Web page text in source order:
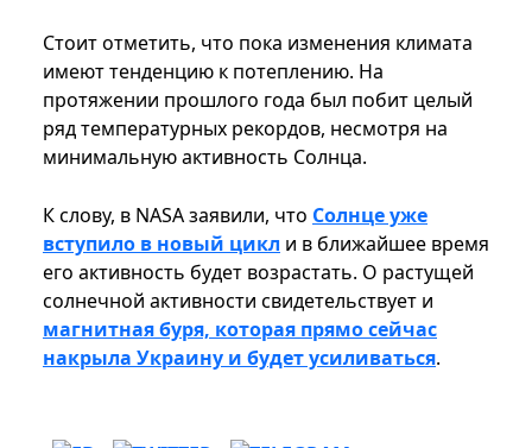
Стоит отметить, что пока изменения климата
имеют тенденцию к потеплению. На
протяжении прошлого года был побит целый
ряд температурных рекордов, несмотря на
минимальную активность Солнца.
К слову, в NASA заявили, что Солнце уже
вступило в новый цикл и в ближайшее время
его активность будет возрастать. О растущей
солнечной активности свидетельствует и
магнитная буря, которая прямо сейчас
накрыла Украину и будет усиливаться.